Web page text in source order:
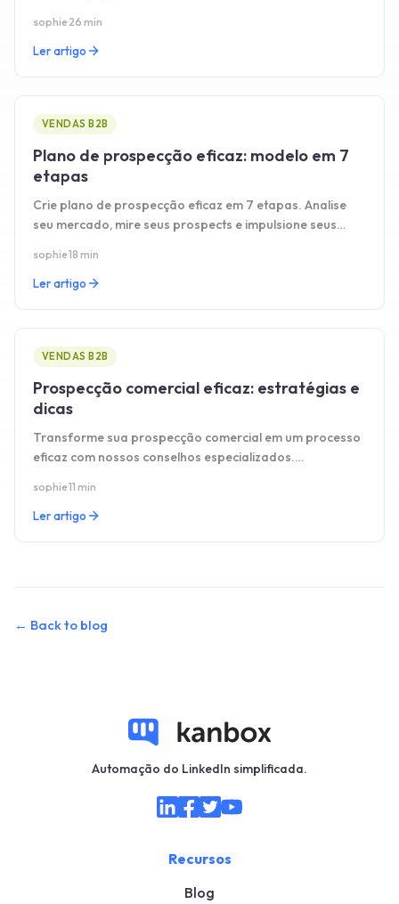
sophie·26 min
Ler artigo
VENDAS B2B
Plano de prospecção eficaz: modelo em 7
etapas
Crie plano de prospecção eficaz em 7 etapas. Analise
seu mercado, mire seus prospects e impulsione seus
sophie·18 min
Ler artigo
VENDAS B2B
Prospecção comercial eficaz: estratégias e
dicas
Transforme sua prospecção comercial em um processo
eficaz com nossos conselhos especializados.
sophie·11 min
Ler artigo
← Back to blog
Automação do LinkedIn simplificada.
Recursos
Blog